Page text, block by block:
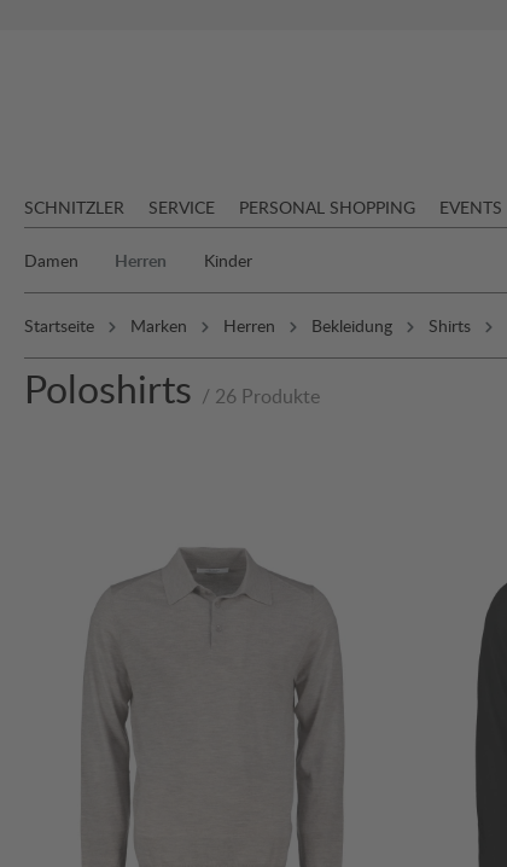
SCHNITZLER SERVICE PERSONAL SHOPPING EVENTS
Damen Herren Kinder
Startseite Marken Herren Bekleidung Shirts
Poloshirts / 26 Produkte